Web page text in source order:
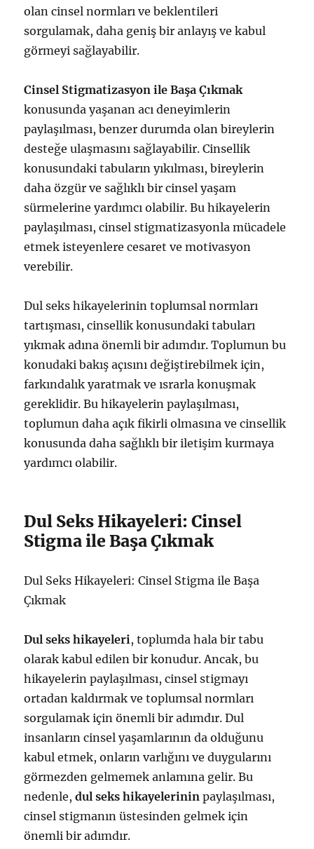
olan cinsel normları ve beklentileri
sorgulamak, daha geniş bir anlayış ve kabul
görmeyi sağlayabilir.
Cinsel Stigmatizasyon ile Başa Çıkmak
konusunda yaşanan acı deneyimlerin
paylaşılması, benzer durumda olan bireylerin
desteğe ulaşmasını sağlayabilir. Cinsellik
konusundaki tabuların yıkılması, bireylerin
daha özgür ve sağlıklı bir cinsel yaşam
sürmelerine yardımcı olabilir. Bu hikayelerin
paylaşılması, cinsel stigmatizasyonla mücadele
etmek isteyenlere cesaret ve motivasyon
verebilir.
Dul seks hikayelerinin toplumsal normları
tartışması, cinsellik konusundaki tabuları
yıkmak adına önemli bir adımdır. Toplumun bu
konudaki bakış açısını değiştirebilmek için,
farkındalık yaratmak ve ısrarla konuşmak
gereklidir. Bu hikayelerin paylaşılması,
toplumun daha açık fikirli olmasına ve cinsellik
konusunda daha sağlıklı bir iletişim kurmaya
yardımcı olabilir.
Dul Seks Hikayeleri: Cinsel
Stigma ile Başa Çıkmak
Dul Seks Hikayeleri: Cinsel Stigma ile Başa
Çıkmak
Dul seks hikayeleri, toplumda hala bir tabu
olarak kabul edilen bir konudur. Ancak, bu
hikayelerin paylaşılması, cinsel stigmayı
ortadan kaldırmak ve toplumsal normları
sorgulamak için önemli bir adımdır. Dul
insanların cinsel yaşamlarının da olduğunu
kabul etmek, onların varlığını ve duygularını
görmezden gelmemek anlamına gelir. Bu
nedenle,dul seks hikayelerinin paylaşılması,
cinsel stigmanın üstesinden gelmek için
önemli bir adımdır.